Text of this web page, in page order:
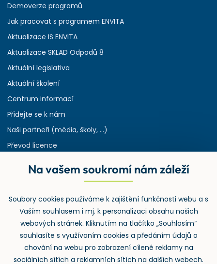
Demoverze programů
Jak pracovat s programem ENVITA
Aktualizace IS ENVITA
Aktualizace SKLAD Odpadů 8
Aktuální legislativa
Aktuální školení
Centrum informací
Přidejte se k nám
Naši partneři (média, školy, ...)
Převod licence
Rejstřík používaných zkratek v odpadech
Zpětný odběr
Na vašem soukromí nám záleží
Soubory cookies používáme k zajištění funkčnosti webu a s
Vaším souhlasem i mj. k personalizaci obsahu našich
webových stránek. Kliknutím na tlačítko „Souhlasím“
souhlasíte s využívaním cookies a předáním údajů o
chování na webu pro zobrazení cílené reklamy na
sociálních sítích a reklamních sítích na dalších webech.